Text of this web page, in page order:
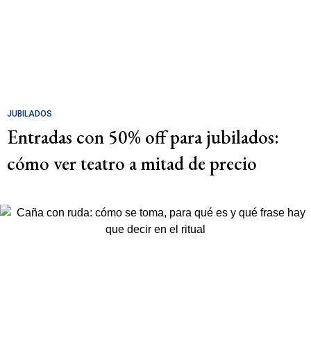
JUBILADOS
Entradas con 50% off para jubilados:
cómo ver teatro a mitad de precio